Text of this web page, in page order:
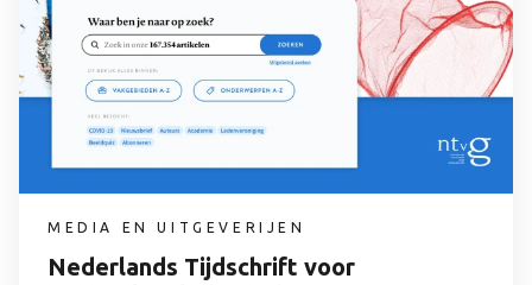
MEDIA EN UITGEVERIJEN
Nederlands Tijdschrift voor